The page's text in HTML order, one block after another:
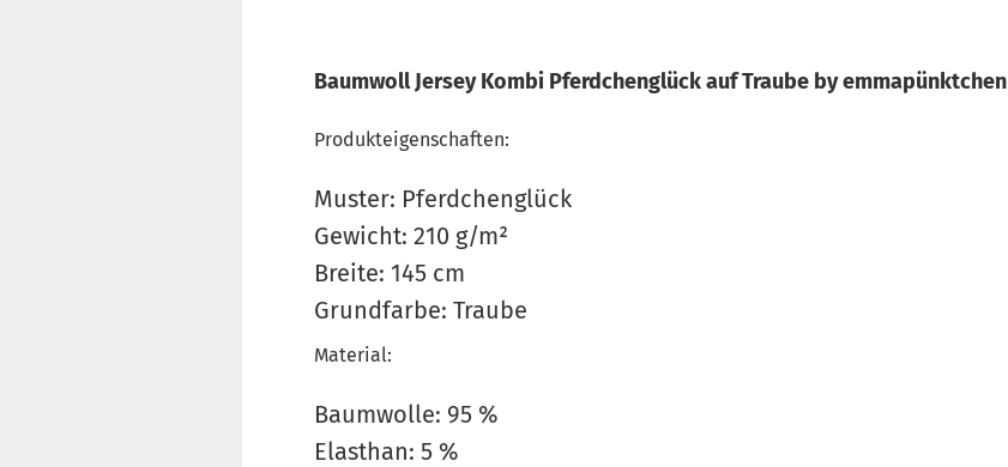
Baumwoll Jersey Kombi Pferdchenglück auf Traube by emmapünktchen
Produkteigenschaften:
Muster: Pferdchenglück
Gewicht: 210 g/m²
Breite: 145 cm
Grundfarbe: Traube
Material:
Baumwolle: 95 %
Elasthan: 5 %